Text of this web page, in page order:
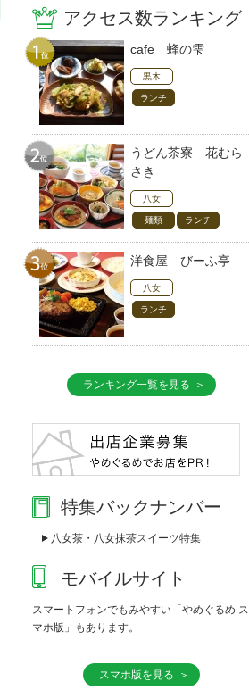
アクセス数ランキング
cafe 蜂の雫
黒木
ランチ
うどん茶寮 花むら
さき
八女
麺類 ランチ
洋食屋 びーふ亭
八女
ランチ
ランキング一覧を見る
特集バックナンバー
八女茶・八女抹茶スイーツ特集
モバイルサイト
スマートフォンでもみやすい「やめぐるめ ス
マホ版」もあります。
スマホ版を見る